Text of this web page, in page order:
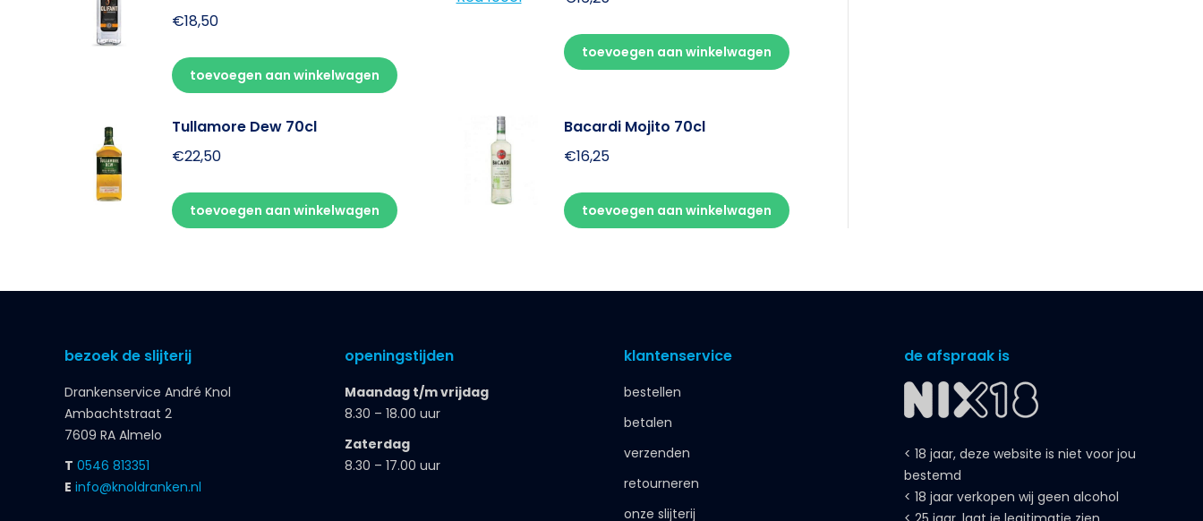
€18,50
toevoegen aan winkelwagen
toevoegen aan winkelwagen
Tullamore Dew 70cl
€22,50
toevoegen aan winkelwagen
Bacardi Mojito 70cl
€16,25
toevoegen aan winkelwagen
bezoek de slijterij
Drankenservice André Knol
Ambachtstraat 2
7609 RA Almelo
T 0546 813351
E info@knoldranken.nl
openingstijden
Maandag t/m vrijdag
8.30 – 18.00 uur
Zaterdag
8.30 – 17.00 uur
klantenservice
bestellen
betalen
verzenden
retourneren
onze slijterij
de afspraak is
< 18 jaar, deze website is niet voor jou
bestemd
< 18 jaar verkopen wij geen alcohol